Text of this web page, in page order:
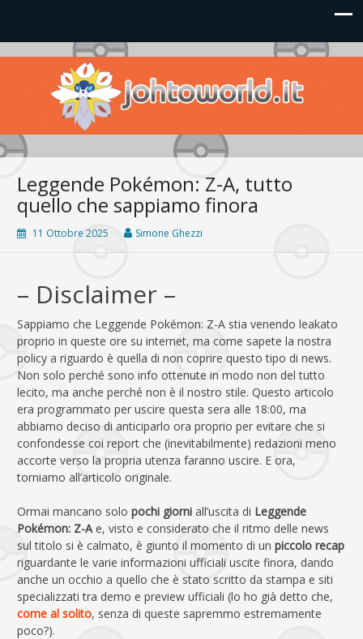
Johto World
Le novità più frizzanti dall'universo Pokémon e Nintendo
Leggende Pokémon: Z-A, tutto
quello che sappiamo finora
11 Ottobre 2025 Simone Ghezzi
– Disclaimer –
Sappiamo che Leggende Pokémon: Z-A stia venendo leakato
proprio in queste ore su internet, ma come sapete la nostra
policy a riguardo è quella di non coprire questo tipo di news.
Non solo perché sono info ottenute in modo non del tutto
lecito, ma anche perché non è il nostro stile. Questo articolo
era programmato per uscire questa sera alle 18:00, ma
abbiamo deciso di anticiparlo ora proprio per evitare che si
confondesse coi report che (inevitabilmente) redazioni meno
accorte verso la propria utenza faranno uscire. E ora,
torniamo all’articolo originale.
Ormai mancano solo pochi giorni all’uscita di Leggende
Pokémon: Z-A e, visto e considerato che il ritmo delle news
sul titolo si è calmato, è giunto il momento di un piccolo recap
riguardante le varie informazioni ufficiali uscite finora, dando
anche un occhio a quello che è stato scritto da stampa e siti
specializzati tra demo e preview ufficiali (lo ho già detto che,
come al solito, senza di queste sapremmo estremamente
poco?).